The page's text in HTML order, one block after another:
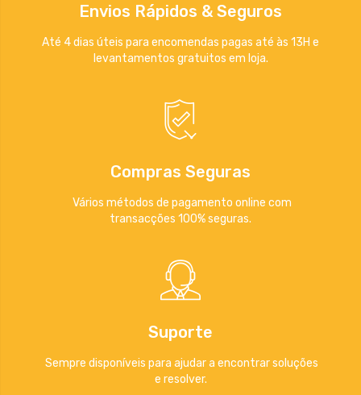
Envios Rápidos & Seguros
Até 4 dias úteis para encomendas pagas até às 13H e
levantamentos gratuitos em loja.
Compras Seguras
Vários métodos de pagamento online com
transacções 100% seguras.
Suporte
Sempre disponíveis para ajudar a encontrar soluções
e resolver.